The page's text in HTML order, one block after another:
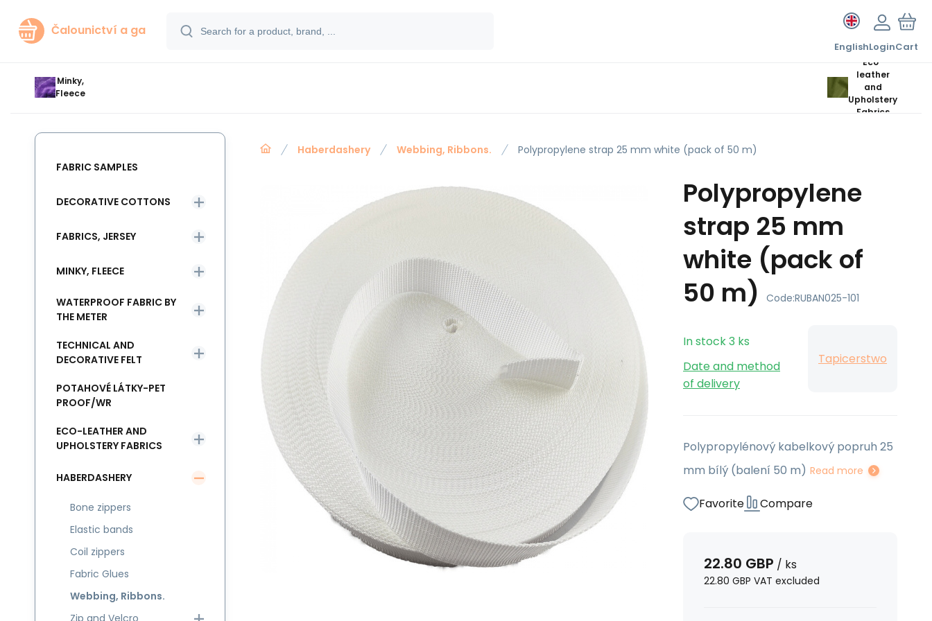
Čalounictví a ga
EnglishLoginCart
Minky,
Fleece
Eco-
leather
and
Upholstery
Fabrics
Haberdashery Webbing, Ribbons. Polypropylene strap 25 mm white (pack of 50 m)
Polypropylene
strap 25 mm
white (pack of
50 m)
Code:RUBAN025-101
In stock3 ks
Date and method
of delivery
Tapicerstwo
Polypropylénový kabelkový popruh 25
mm bílý (balení 50 m) Read more
Favorite Compare
22.80 GBP / ks
22.80 GBP VAT excluded
FABRIC SAMPLES
DECORATIVE COTTONS
FABRICS, JERSEY
MINKY, FLEECE
WATERPROOF FABRIC BY
THE METER
TECHNICAL AND
DECORATIVE FELT
POTAHOVÉ LÁTKY-PET
PROOF/WR
ECO-LEATHER AND
UPHOLSTERY FABRICS
HABERDASHERY
Bone zippers
Elastic bands
Coil zippers
Fabric Glues
Webbing, Ribbons.
Zip and Velcro